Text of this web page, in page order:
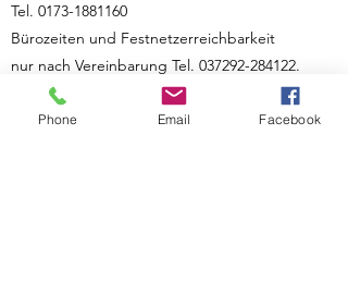
Tel. 0173-1881160
Bürozeiten und Festnetzerreichbarkeit
nur nach Vereinbarung Tel. 037292-284122.
Spenden-Konto: VB Mittleres Erzgeb.
Phone Email Facebook